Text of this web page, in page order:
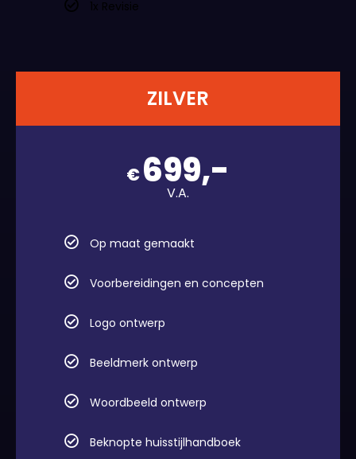
1x Revisie
ZILVER
€699,-
V.A.
Op maat gemaakt
Voorbereidingen en concepten
Logo ontwerp
Beeldmerk ontwerp
Woordbeeld ontwerp
Beknopte huisstijlhandboek